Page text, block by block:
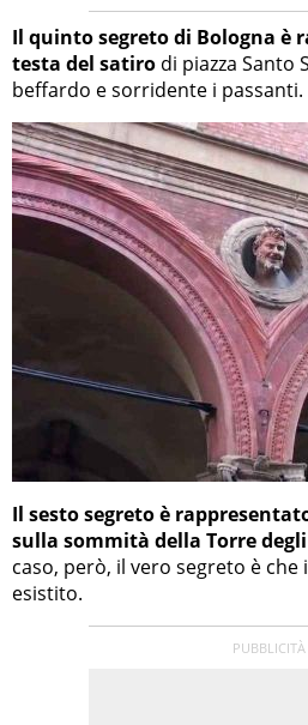
Il quinto segreto di Bologna è
testa del satiro di piazza Santo
beffardo e sorridente i passanti.
Il sesto segreto è
sulla sommità della Torre
caso, però, il vero segreto è
esistito.